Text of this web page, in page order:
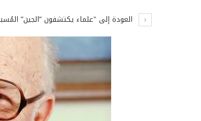
العودة إلى "علماء يكتشفون ”الجين”